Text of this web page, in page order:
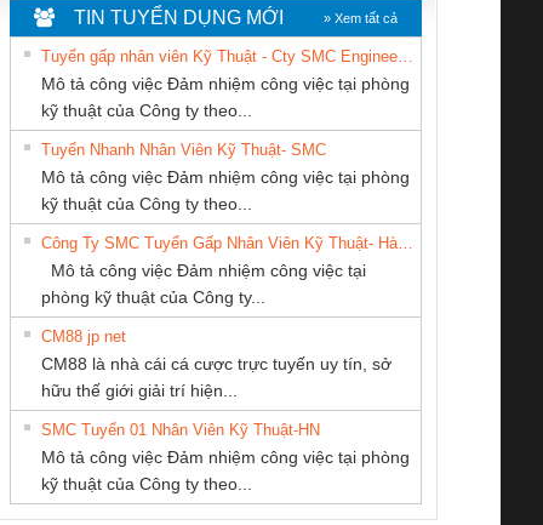
An Toàn
Contact
– PSR-
SCP-
FSP/2X1/1X2
sát chuỗi
tấm pin
16I+
(2502520000)
Bộ giám sát chuỗi
tấm pin
TRANSCLINIC 16I+
1K5 L (2433950000)
Bộ giám sát dòng
TRANSCLINIC 16I+
(2008130000)
Bộ chỉnh lưu nguồn
điện TRANSCLINIC
BKE 1K5.4
(7791400879)2. Giá
Nẹp nhôm chống
trơn Đà Nẵng
TNHH TM QC
Miền
CÔNG TY TNHH
KINH DOANH
DỊCH VỤ XNK
PHƯƠNG NAM
CÔNG TY TNHH
THIÊN ÂN VIỆT
NAM
TY TNHH
THUẬT KTECH
NAM
ĐỘNG TIẾN
HƯNG
PHẦN DÂY VÀ
TIN TUYỂN DỤNG MỚI » Xem tất cả
Mô tả công việc Đảm nhiệm công việc tại phòng
kỹ thuật của Công ty theo...
Tuyển Nhanh Nhân Viên Kỹ Thuật- SMC
Mô tả công việc Đảm nhiệm công việc tại phòng
kỹ thuật của Công ty theo...
Mô tả công việc Đảm nhiệm công việc tại
phòng kỹ thuật của Công ty...
CM88 jp net
CM88 là nhà cái cá cược trực tuyến uy tín, sở
hữu thế giới giải trí hiện...
SMC Tuyển 01 Nhân Viên Kỹ Thuật-HN
Mô tả công việc Đảm nhiệm công việc tại phòng
kỹ thuật của Công ty theo...